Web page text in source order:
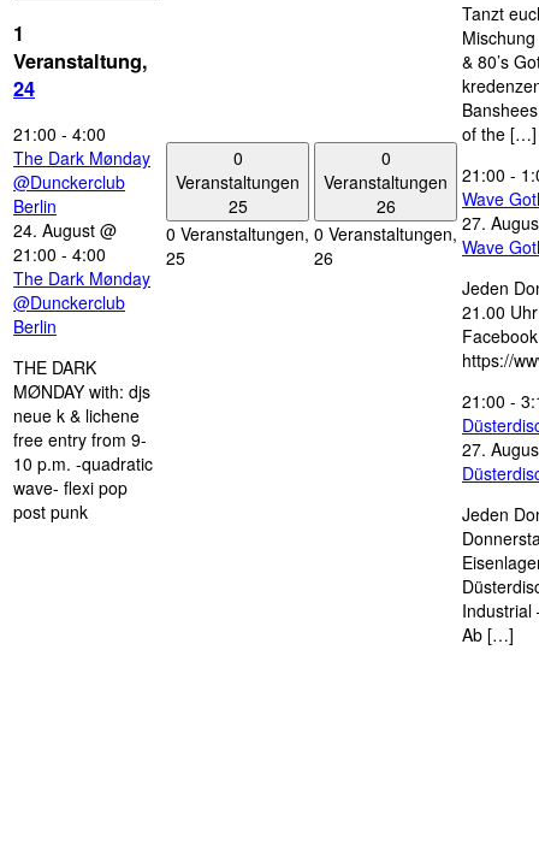
1
Veranstaltung,
24
21:00 - 4:00
The Dark Mønday
@Dunckerclub
Berlin
24. August @
21:00 - 4:00
The Dark Mønday
@Dunckerclub
Berlin
THE DARK
MØNDAY with: djs
neue k & lichene
free entry from 9-
10 p.m. -quadratic
wave- flexi pop
post punk
0
Veranstaltungen
25
0 Veranstaltungen,
25
0
Veranstaltungen
26
0 Veranstaltungen,
26
Tanzt
& 80’s
of the […]
21:00 -
Wave
27.
Wave
Jeden
21.00
https://
21:00 -
27.
Jeden
Industrial
Ab […]